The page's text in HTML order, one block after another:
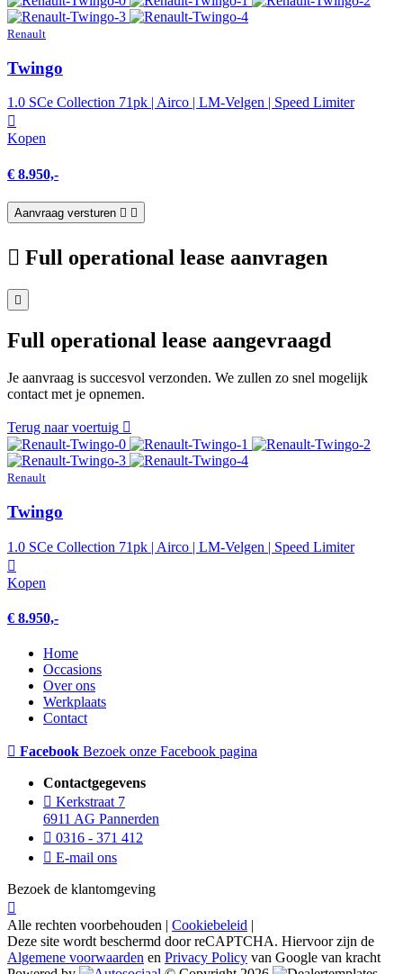
Renault
Twingo
1.0 SCe Collection 71pk | Airco | LM-Velgen | Speed Limiter
Kopen
€ 8.950,-
Aanvraag versturen
Full operational lease aanvragen
Full operational lease aangevraagd
Je aanvraag is succesvol verzonden. We zullen zo snel mogelijk
contact met je opnemen.
Terug naar voertuig
Renault
Twingo
1.0 SCe Collection 71pk | Airco | LM-Velgen | Speed Limiter
Kopen
€ 8.950,-
Home
Occasions
Over ons
Werkplaats
Contact
Facebook Bezoek onze Facebook pagina
Contactgegevens
Kerkstraat 7
6911 AG Pannerden
0316 - 371 412
E-mail ons
Bezoek de klantomgeving
Alle rechten voorbehouden | Cookiebeleid |
Deze site wordt beschermd door reCAPTCHA. Hiervoor zijn de
Algemene voorwaarden en Privacy Policy van Google van kracht